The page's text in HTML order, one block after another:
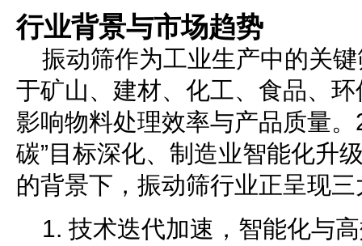
行业背景与市场趋势
振动筛作为工业生产中的关
于矿山、建材、化工、食品、
影响物料处理效率与产品质量
碳”目标深化、制造业智能化升
的背景下，振动筛行业正呈现
1. 技术迭代加速，智能化与